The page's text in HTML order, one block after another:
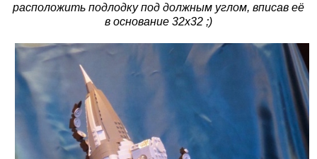
расположить подлодку под должным углом, вписав её
в основание 32х32 ;)